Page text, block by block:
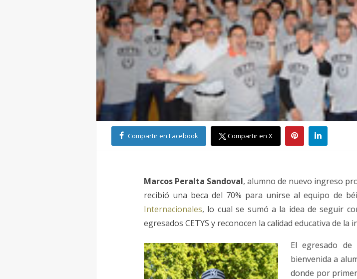
Compartir en Facebook Compartir en X
Marcos Peralta Sandoval, alumno de nuevo ingreso
recibió una beca del 70% para unirse al equipo de
Internacionales, lo cual se sumó a la idea de seguir
egresados CETYS y reconocen la calidad educativa de la
El egresado
bienvenida a
donde por